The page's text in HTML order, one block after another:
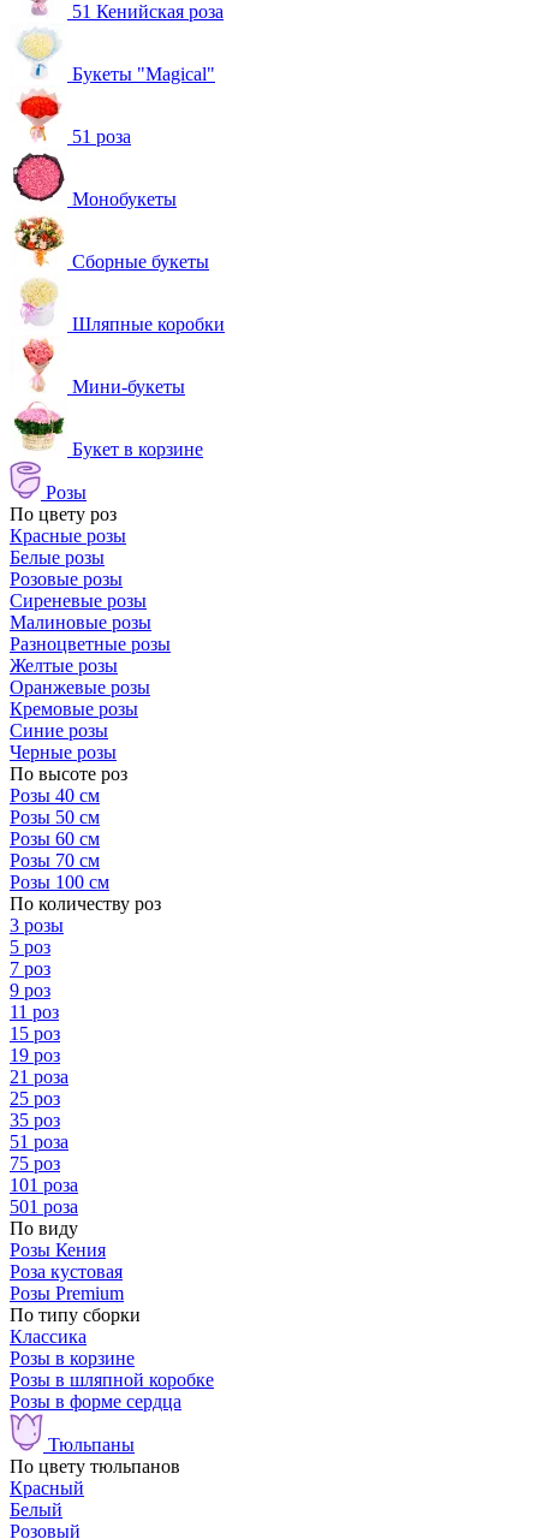
51 Кенийская роза
Букеты "Magical"
51 роза
Монобукеты
Сборные букеты
Шляпные коробки
Мини-букеты
Букет в корзине
Розы
По цвету роз
Красные розы
Белые розы
Розовые розы
Сиреневые розы
Малиновые розы
Разноцветные розы
Желтые розы
Оранжевые розы
Кремовые розы
Синие розы
Черные розы
По высоте роз
Розы 40 см
Розы 50 см
Розы 60 см
Розы 70 см
Розы 100 см
По количеству роз
3 розы
5 роз
7 роз
9 роз
11 роз
15 роз
19 роз
21 роза
25 роз
35 роз
51 роза
75 роз
101 роза
501 роза
По виду
Розы Кения
Роза кустовая
Розы Premium
По типу сборки
Классика
Розы в корзине
Розы в шляпной коробке
Розы в форме сердца
Тюльпаны
По цвету тюльпанов
Красный
Белый
Розовый